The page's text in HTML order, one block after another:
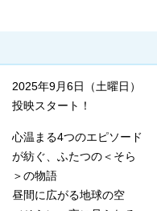
2025年9月6日（土曜日）
投映スタート！
心温まる4つのエピソード
が紡ぐ、ふたつの＜そら
＞の物語
昼間に広がる地球の空